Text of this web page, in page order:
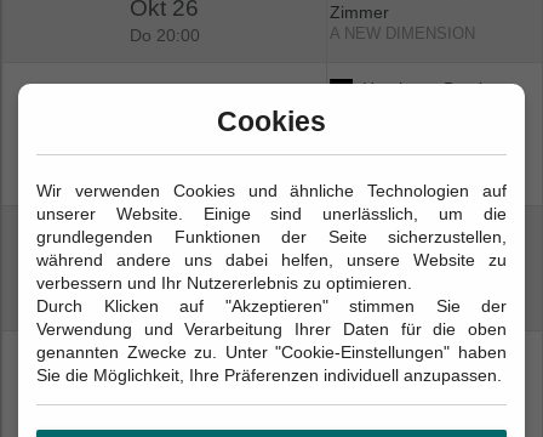
greift die Show persönliche Entwicklungen, neue Einflüsse und
kreative Weiterentwicklungen auf, wodurch ein
entsteht.
Die Tour unterstreicht die anhaltende Popularität des Künstlers
Performances, mitreißender Atmosphäre und musikalischer
Vielfalt zählt diese Konzertreihe zu den Highlights des Jahres
2026.
Sichern Sie sich jetzt Ihre Tickets und erleben Sie die The
World of Hans Zimmer" Tour 2026/27 für ein unvergessliches
Konzerterlebnis!
Okt 26
Do 20:00
Zimmer
A NEW DIMENSION
Hamburg, Barclays
Zimmer
08
Nov 26
So 20:00
Köln, Lanxess Arena
The World Of Hans
Zimmer
A NEW DIMENSION
12
Nov 26
Dortmund,
Westfalenhalle 1
The World Of Hans
Zimmer
Cookies
Wir verwenden Cookies und ähnliche Technologien auf
unserer Website. Einige sind unerlässlich, um die
grundlegenden Funktionen der Seite sicherzustellen,
während andere uns dabei helfen, unsere Website zu
verbessern und Ihr Nutzererlebnis zu optimieren.
Durch Klicken auf "Akzeptieren" stimmen Sie der
Verwendung und Verarbeitung Ihrer Daten für die oben
genannten Zwecke zu. Unter "Cookie-Einstellungen" haben
Sie die Möglichkeit, Ihre Präferenzen individuell anzupassen.